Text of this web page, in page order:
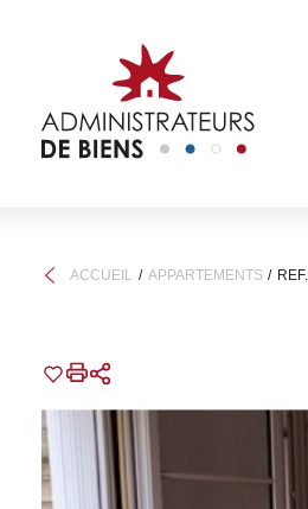
ACCUEIL APPARTEMENTS